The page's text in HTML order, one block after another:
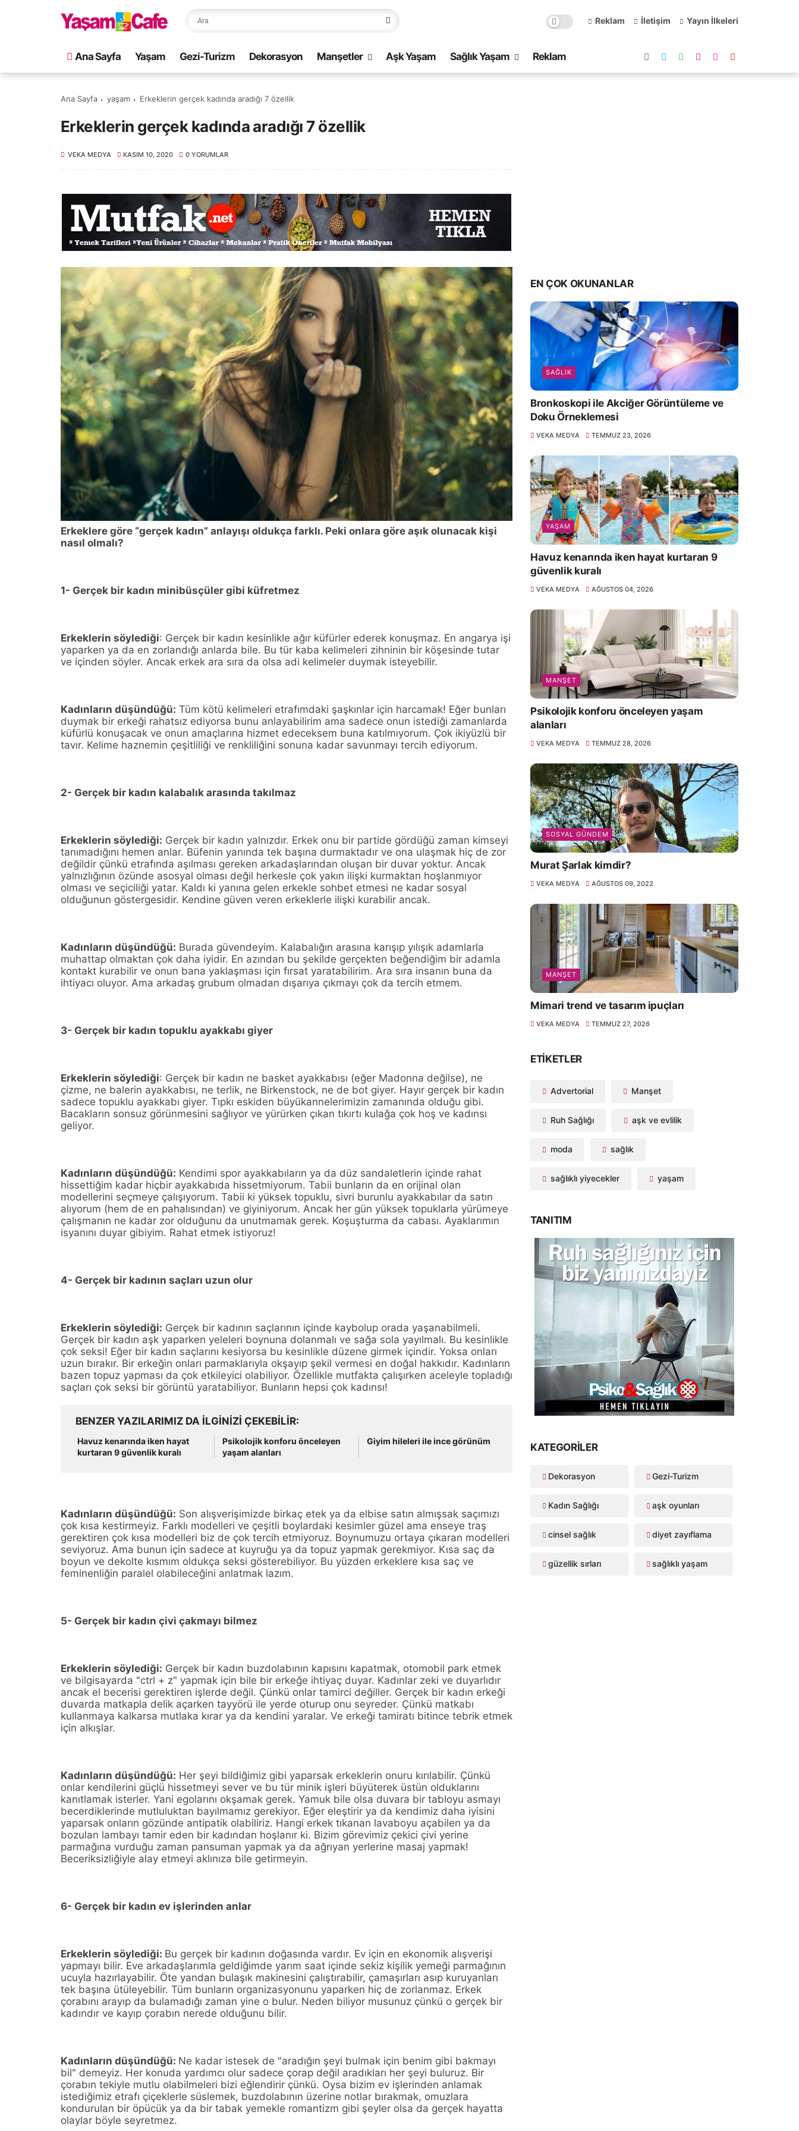
Reklam İletişim Yayın İlkeleri
Ana Sayfa Yaşam Gezi-Turizm Dekorasyon Manşetler Aşk Yaşam Sağlık Yaşam Reklam
Ana Sayfa yaşam Erkeklerin gerçek kadında aradığı 7 özellik
Erkeklerin gerçek kadında aradığı 7 özellik
VEKA MEDYA KASIM 10, 2020 0 YORUMLAR
Erkeklere göre “gerçek kadın” anlayışı oldukça farklı. Peki onlara göre aşık olunacak kişi
nasıl olmalı?
1- Gerçek bir kadın minibüsçüler gibi küfretmez
Erkeklerin söylediği: Gerçek bir kadın kesinlikle ağır küfürler ederek konuşmaz. En angarya işi
yaparken ya da en zorlandığı anlarda bile. Bu tür kaba kelimeleri zihninin bir köşesinde tutar
ve içinden söyler. Ancak erkek ara sıra da olsa adi kelimeler duymak isteyebilir.
Kadınların düşündüğü: Tüm kötü kelimeleri etrafımdaki şaşkınlar için harcamak! Eğer bunları
duymak bir erkeği rahatsız ediyorsa bunu anlayabilirim ama sadece onun istediği zamanlarda
küfürlü konuşacak ve onun amaçlarına hizmet edeceksem buna katılmıyorum. Çok ikiyüzlü bir
tavır. Kelime haznemin çeşitliliği ve renkliliğini sonuna kadar savunmayı tercih ediyorum.
2- Gerçek bir kadın kalabalık arasında takılmaz
Erkeklerin söylediği: Gerçek bir kadın yalnızdır. Erkek onu bir partide gördüğü zaman kimseyi
tanımadığını hemen anlar. Büfenin yanında tek başına durmaktadır ve ona ulaşmak hiç de zor
değildir çünkü etrafında aşılması gereken arkadaşlarından oluşan bir duvar yoktur. Ancak
yalnızlığının özünde asosyal olması değil herkesle çok yakın ilişki kurmaktan hoşlanmıyor
olması ve seçiciliği yatar. Kaldı ki yanına gelen erkekle sohbet etmesi ne kadar sosyal
olduğunun göstergesidir. Kendine güven veren erkeklerle ilişki kurabilir ancak.
Kadınların düşündüğü: Burada güvendeyim. Kalabalığın arasına karışıp yılışık adamlarla
muhattap olmaktan çok daha iyidir. En azından bu şekilde gerçekten beğendiğim bir adamla
kontakt kurabilir ve onun bana yaklaşması için fırsat yaratabilirim. Ara sıra insanın buna da
ihtiyacı oluyor. Ama arkadaş grubum olmadan dışarıya çıkmayı çok da tercih etmem.
3- Gerçek bir kadın topuklu ayakkabı giyer
Erkeklerin söylediği: Gerçek bir kadın ne basket ayakkabısı (eğer Madonna değilse), ne
çizme, ne balerin ayakkabısı, ne terlik, ne Birkenstock, ne de bot giyer. Hayır gerçek bir kadın
sadece topuklu ayakkabı giyer. Tıpkı eskiden büyükannelerimizin zamanında olduğu gibi.
Bacakların sonsuz görünmesini sağlıyor ve yürürken çıkan tıkırtı kulağa çok hoş ve kadınsı
geliyor.
Kadınların düşündüğü: Kendimi spor ayakkabıların ya da düz sandaletlerin içinde rahat
hissettiğim kadar hiçbir ayakkabıda hissetmiyorum. Tabii bunların da en orijinal olan
modellerini seçmeye çalışıyorum. Tabii ki yüksek topuklu, sivri burunlu ayakkabılar da satın
alıyorum (hem de en pahalısından) ve giyiniyorum. Ancak her gün yüksek topuklarla yürümeye
çalışmanın ne kadar zor olduğunu da unutmamak gerek. Koşuşturma da cabası. Ayaklarımın
isyanını duyar gibiyim. Rahat etmek istiyoruz!
4- Gerçek bir kadının saçları uzun olur
Erkeklerin söylediği: Gerçek bir kadının saçlarının içinde kaybolup orada yaşanabilmeli.
Gerçek bir kadın aşk yaparken yeleleri boynuna dolanmalı ve sağa sola yayılmalı. Bu kesinlikle
çok seksi! Eğer bir kadın saçlarını kesiyorsa bu kesinlikle düzene girmek içindir. Yoksa onları
uzun bırakır. Bir erkeğin onları parmaklarıyla okşayıp şekil vermesi en doğal hakkıdır. Kadınların
bazen topuz yapması da çok etkileyici olabiliyor. Özellikle mutfakta çalışırken aceleyle topladığı
saçları çok seksi bir görüntü yaratabiliyor. Bunların hepsi çok kadınsı!
BENZER YAZILARIMIZ DA ILGINIZI ÇEKEBILIR
Havuz kenarında iken hayat
kurtaran 9 güvenlik kuralı
Psikolojik konforu önceleyen
yaşam alanları
Giyim hileleri ile ince görünüm
Kadınların düşündüğü: Son alışverişimizde birkaç etek ya da elbise satın almışsak saçımızı
çok kısa kestirmeyiz. Farklı modelleri ve çeşitli boylardaki kesimler güzel ama enseye traş
gerektiren çok kısa modelleri biz de çok tercih etmiyoruz. Boynumuzu ortaya çıkaran modelleri
seviyoruz. Ama bunun için sadece at kuyruğu ya da topuz yapmak gerekmiyor. Kısa saç da
boyun ve dekolte kısmım oldukça seksi gösterebiliyor. Bu yüzden erkeklere kısa saç ve
feminenliğin paralel olabileceğini anlatmak lazım.
5- Gerçek bir kadın çivi çakmayı bilmez
Erkeklerin söylediği: Gerçek bir kadın buzdolabının kapısını kapatmak, otomobil park etmek
ve bilgisayarda "ctrl + z" yapmak için bile bir erkeğe ihtiyaç duyar. Kadınlar zeki ve duyarlıdır
ancak el becerisi gerektiren işlerde değil. Çünkü onlar tamirci değiller. Gerçek bir kadın erkeği
duvarda matkapla delik açarken tayyörü ile yerde oturup onu seyreder. Çünkü matkabı
kullanmaya kalkarsa mutlaka kırar ya da kendini yaralar. Ve erkeği tamiratı bitince tebrik etmek
için alkışlar.
Kadınların düşündüğü: Her şeyi bildiğimiz gibi yaparsak erkeklerin onuru kırılabilir. Çünkü
onlar kendilerini güçlü hissetmeyi sever ve bu tür minik işleri büyüterek üstün olduklarını
kanıtlamak isterler. Yani egolarını okşamak gerek. Yamuk bile olsa duvara bir tabloyu asmayı
becerdiklerinde mutluluktan bayılmamız gerekiyor. Eğer eleştirir ya da kendimiz daha iyisini
yaparsak onların gözünde antipatik olabiliriz. Hangi erkek tıkanan lavaboyu açabilen ya da
bozulan lambayı tamir eden bir kadından hoşlanır ki. Bizim görevimiz çekici çivi yerine
parmağına vurduğu zaman pansuman yapmak ya da ağrıyan yerlerine masaj yapmak!
Beceriksizliğiyle alay etmeyi aklınıza bile getirmeyin.
6- Gerçek bir kadın ev işlerinden anlar
Erkeklerin söylediği: Bu gerçek bir kadının doğasında vardır. Ev için en ekonomik alışverişi
yapmayı bilir. Eve arkadaşlarımla geldiğimde yarım saat içinde sekiz kişilik yemeği parmağının
ucuyla hazırlayabilir. Öte yandan bulaşık makinesini çalıştırabilir, çamaşırları asıp kuruyanları
tek başına ütüleyebilir. Tüm bunların organizasyonunu yaparken hiç de zorlanmaz. Erkek
çorabını arayıp da bulamadığı zaman yine o bulur. Neden biliyor musunuz çünkü o gerçek bir
kadındır ve kayıp çorabın nerede olduğunu bilir.
Kadınların düşündüğü: Ne kadar istesek de "aradığın şeyi bulmak için benim gibi bakmayı
bil" demeyiz. Her konuda yardımcı olur sadece çorap değil aradıkları her şeyi buluruz. Bir
çorabın tekiyle mutlu olabilmeleri bizi eğlendirir çünkü. Oysa bizim ev işlerinden anlamak
istediğimiz etrafı çiçeklerle süslemek, buzdolabının üzerine notlar bırakmak, omuzlara
kondurulan bir öpücük ya da bir tabak yemekle romantizm gibi şeyler olsa da gerçek hayatta
olaylar böyle seyretmez.
EN ÇOK OKUNANLAR
SAĞLIK
Bronkoskopi ile Akciğer Görüntüleme ve
Doku Örneklemesi
VEKA MEDYA TEMMUZ 23, 2026
YAŞAM
Havuz kenarında iken hayat kurtaran 9
güvenlik kuralı
VEKA MEDYA AĞUSTOS 04, 2026
MANŞET
Psikolojik konforu önceleyen yaşam
alanları
VEKA MEDYA TEMMUZ 28, 2026
SOSYAL GÜNDEM
Murat Şarlak kimdir?
VEKA MEDYA AĞUSTOS 09, 2022
MANŞET
Mimari trend ve tasarım ipuçları
VEKA MEDYA TEMMUZ 27, 2026
ETIKETLER
Advertorial Manşet
Ruh Sağlığı aşk ve evlilik
moda sağlık
sağlıklı yiyecekler yaşam
TANITIM
KATEGORILER
Dekorasyon Gezi-Turizm
Kadın Sağlığı aşk oyunları
cinsel sağlık diyet zayıflama
güzellik sırları sağlıklı yaşam